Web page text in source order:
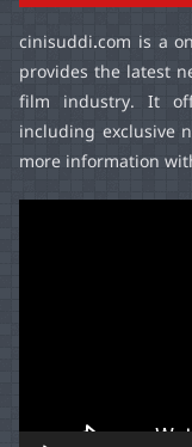
cinisuddi.com is a
provides the latest
film industry. It
including exclusive
more information